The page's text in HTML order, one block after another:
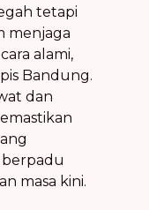
tetapi
menjaga
alami,
Bandung.
dan
masa kini.